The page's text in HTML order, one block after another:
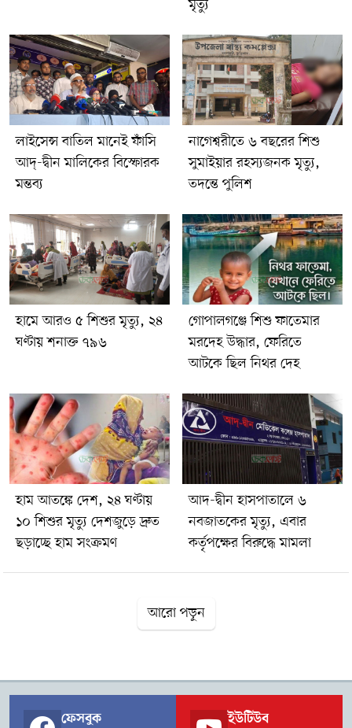
মৃত্যু
লাইসেন্স বাতিল মানেই ফাঁসি
আদ্-দ্বীন মালিকের বিস্ফোরক
মন্তব্য
নাগেশ্বরীতে ৬ বছরের শিশু
সুমাইয়ার রহস্যজনক মৃত্যু,
তদন্তে পুলিশ
হামে আরও ৫ শিশুর মৃত্যু, ২৪
ঘণ্টায় শনাক্ত ৭৯৬
গোপালগঞ্জে শিশু ফাতেমার
মরদেহ উদ্ধার, ফেরিতে
আটকে ছিল নিথর দেহ
হাম আতঙ্কে দেশ, ২৪ ঘণ্টায়
১০ শিশুর মৃত্যু দেশজুড়ে দ্রুত
ছড়াচ্ছে হাম সংক্রমণ
আদ-দ্বীন হাসপাতালে ৬
নবজাতকের মৃত্যু, এবার
কর্তৃপক্ষের বিরুদ্ধে মামলা
আরো পড়ুন
ফেসবুক ইউটিউব